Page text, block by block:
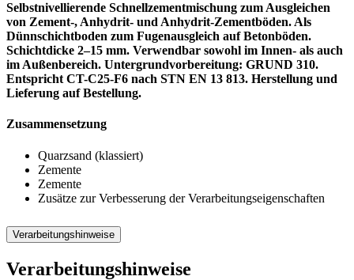
Selbstnivellierende Schnellzementmischung zum Ausgleichen
von Zement-, Anhydrit- und Anhydrit-Zementböden. Als
Dünnschichtboden zum Fugenausgleich auf Betonböden.
Schichtdicke 2–15 mm. Verwendbar sowohl im Innen- als auch
im Außenbereich. Untergrundvorbereitung: GRUND 310.
Entspricht CT-C25-F6 nach STN EN 13 813. Herstellung und
Lieferung auf Bestellung.
Zusammensetzung
Quarzsand (klassiert)
Zemente
Zemente
Zusätze zur Verbesserung der Verarbeitungseigenschaften
Verarbeitungshinweise
Verarbeitungshinweise